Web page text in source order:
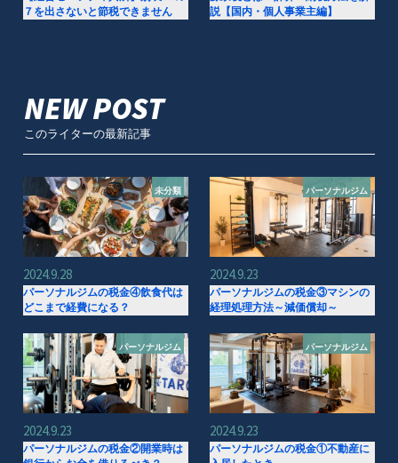
７を出さないと節税できません
説【国内・個人事業主編】
NEW POST
このライターの最新記事
未分類
2024.9.28
パーソナルジムの税金④飲食代は
どこまで経費になる？
パーソナルジム
2024.9.23
パーソナルジムの税金③マシンの
経理処理方法～減価償却～
パーソナルジム
2024.9.23
パーソナルジムの税金②開業時は
パーソナルジム
2024.9.23
パーソナルジムの税金①不動産に